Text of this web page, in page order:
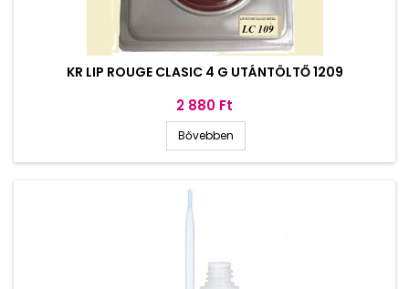
KR LIP ROUGE CLASIC 4 G UTÁNTÖLTŐ 1209
Ár
2 880 Ft
Bővebben